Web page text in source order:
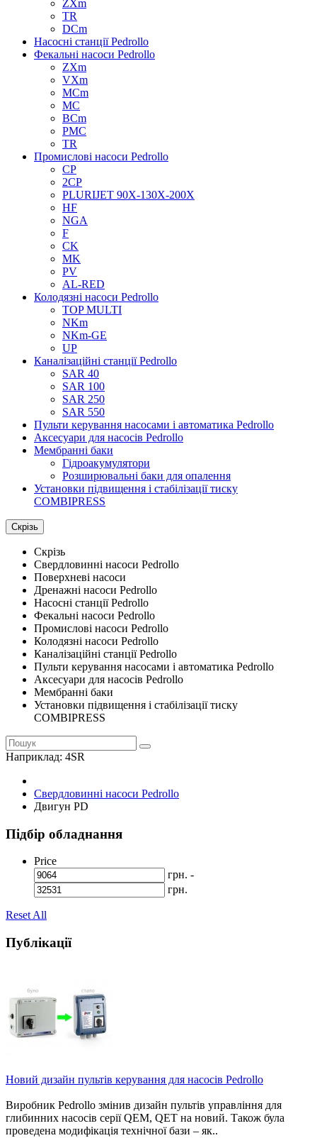
ZXm
TR
DCm
Насосні станції Pedrollo
Фекальні насоси Pedrollo
ZXm
VXm
MCm
MC
BCm
PMC
TR
Промислові насоси Pedrollo
CP
2CP
PLURIJET 90X-130X-200X
HF
NGA
F
CK
MK
PV
AL-RED
Колодязні насоси Pedrollo
TOP MULTI
NKm
NKm-GE
UP
Каналізаційні станції Pedrollo
SAR 40
SAR 100
SAR 250
SAR 550
Пульти керування насосами і автоматика Pedrollo
Аксесуари для насосів Pedrollo
Мембранні баки
Гідроакумулятори
Розширювальні баки для опалення
Установки підвищення і стабілізації тиску
COMBIPRESS
Скрізь
Скрізь
Свердловинні насоси Pedrollo
Поверхневі насоси
Дренажні насоси Pedrollo
Насосні станції Pedrollo
Фекальні насоси Pedrollo
Промислові насоси Pedrollo
Колодязні насоси Pedrollo
Каналізаційні станції Pedrollo
Пульти керування насосами і автоматика Pedrollo
Аксесуари для насосів Pedrollo
Мембранні баки
Установки підвищення і стабілізації тиску
COMBIPRESS
Наприклад: 4SR
Свердловинні насоси Pedrollo
Двигун PD
Підбір обладнання
Price
грн. -
грн.
Reset All
Публікації
Новий дизайн пультів керування для насосів Pedrollo
Виробник Pedrollo змінив дизайн пультів управління для
глибинних насосів серії QEM, QET на новий. Також була
проведена модифікація технічної бази – як..